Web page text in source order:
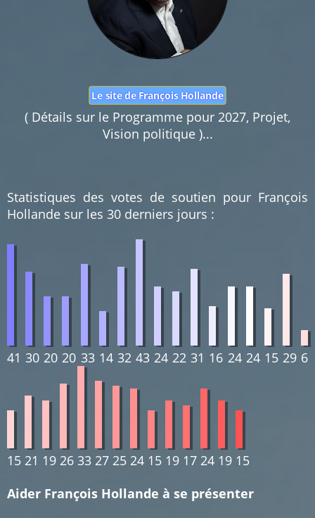
Le site de François Hollande
( Détails sur le Programme pour 2027, Projet,
Vision politique )...
Statistiques des votes de soutien pour François
Hollande sur les 30 derniers jours :
41 30 20 20 33 14 32 43 24 22 31 16 24 24 15 29 6
15 21 19 26 33 27 25 24 15 19 17 24 19 15
Aider François Hollande à se présenter